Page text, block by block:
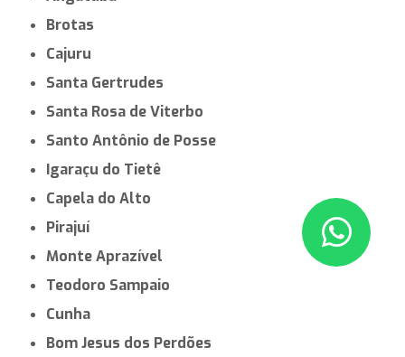
Brotas
Cajuru
Santa Gertrudes
Santa Rosa de Viterbo
Santo Antônio de Posse
Igaraçu do Tietê
Capela do Alto
Pirajuí
Monte Aprazível
Teodoro Sampaio
Cunha
Bom Jesus dos Perdões